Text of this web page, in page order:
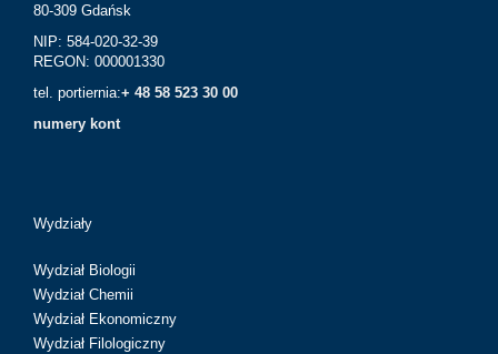
80-309 Gdańsk
NIP: 584-020-32-39
REGON: 000001330
tel. portiernia:+ 48 58 523 30 00
numery kont
Wydziały
Wydział Biologii
Wydział Chemii
Wydział Ekonomiczny
Wydział Filologiczny